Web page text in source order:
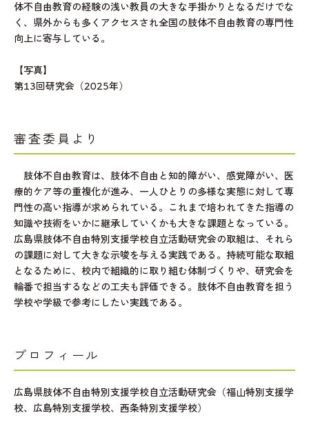
体不自由教育の経験の浅い教員の大きな手掛かりとなるだけでな
く、県外からも多くアクセスされ全国の肢体不自由教育の専門性
向上に寄与している。
【写真】
第13回研究会（2025年）
審査委員より
肢体不自由教育は、肢体不自由と知的障がい、感覚障がい、医
療的ケア等の重複化が進み、一人ひとりの多様な実態に対して専
門性の高い指導が求められている。これまで培われてきた指導の
知識や技術をいかに継承していくかも大きな課題となっている。
広島県肢体不自由特別支援学校自立活動研究会の取組は、それら
の課題に対して大きな示唆を与える実践である。持続可能な取組
となるために、校内で組織的に取り組む体制づくりや、研究会を
輪番で担当するなどの工夫も評価できる。肢体不自由教育を担う
学校や学級で参考にしたい実践である。
プロフィール
広島県肢体不自由特別支援学校自立活動研究会（福山特別支援学
校、広島特別支援学校、西条特別支援学校）